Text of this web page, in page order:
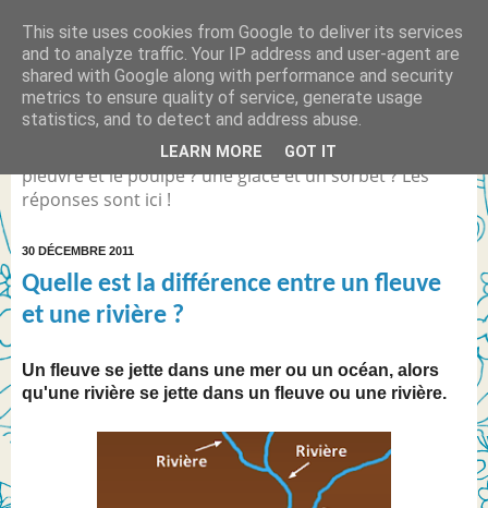
Quelle est la différence
entre... ?
Différence entre Coca Light et le Coca Zéro ? la
pieuvre et le poulpe ? une glace et un sorbet ? Les
réponses sont ici !
30 DÉCEMBRE 2011
Quelle est la différence entre un fleuve
et une rivière ?
Un fleuve se jette dans une mer ou un océan, alors
qu'une rivière se jette dans un fleuve ou une rivière.
This site uses cookies from Google to deliver its services
and to analyze traffic. Your IP address and user-agent are
shared with Google along with performance and security
metrics to ensure quality of service, generate usage
statistics, and to detect and address abuse.
LEARN MORE GOT IT